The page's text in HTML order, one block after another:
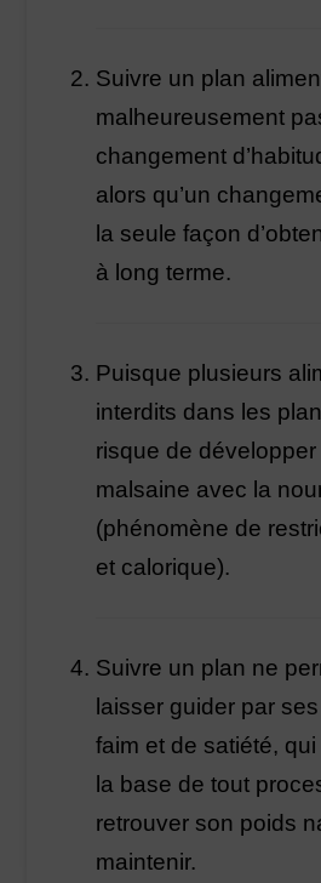
Suivre un plan
malheureusement
changement
alors qu’un
la seule façon
à long terme.
Puisque plusieurs
interdits dans les
risque de
malsaine avec la
(phénomène de
et calorique).
Suivre un plan ne
laisser guider par
faim et de satiété,
la base de tout
retrouver son poids
maintenir.